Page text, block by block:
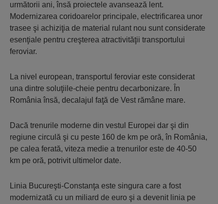
următorii ani, însă proiectele avansează lent.
Modernizarea coridoarelor principale, electrificarea unor
trasee şi achiziţia de material rulant nou sunt considerate
esenţiale pentru creşterea atractivităţii transportului
feroviar.
La nivel european, transportul feroviar este considerat
una dintre soluţiile-cheie pentru decarbonizare. În
România însă, decalajul faţă de Vest rămâne mare.
Dacă trenurile moderne din vestul Europei dar şi din
regiune circulă şi cu peste 160 de km pe oră, în România,
pe calea ferată, viteza medie a trenurilor este de 40-50
km pe oră, potrivit ultimelor date.
Linia Bucureşti-Constanţa este singura care a fost
modernizată cu un miliard de euro şi a devenit linia pe